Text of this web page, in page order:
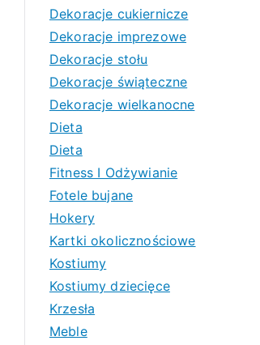
Dekoracje cukiernicze
Dekoracje imprezowe
Dekoracje stołu
Dekoracje świąteczne
Dekoracje wielkanocne
Dieta
Dieta
Fitness I Odżywianie
Fotele bujane
Hokery
Kartki okolicznościowe
Kostiumy
Kostiumy dziecięce
Krzesła
Meble